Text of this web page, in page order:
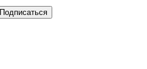
Подписаться